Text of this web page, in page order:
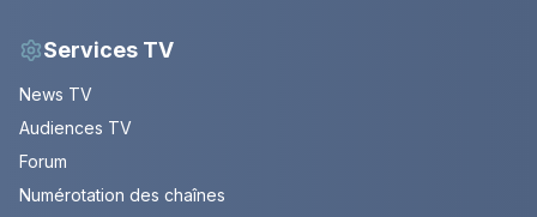
Services TV
News TV
Audiences TV
Forum
Numérotation des chaînes